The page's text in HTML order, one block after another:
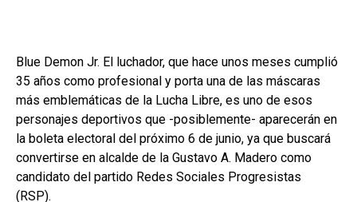
Blue Demon Jr. El luchador, que hace unos meses cumplió
35 años como profesional y porta una de las máscaras
más emblemáticas de la Lucha Libre, es uno de esos
personajes deportivos que -posiblemente- aparecerán en
la boleta electoral del próximo 6 de junio, ya que buscará
convertirse en alcalde de la Gustavo A. Madero como
candidato del partido Redes Sociales Progresistas
(RSP).